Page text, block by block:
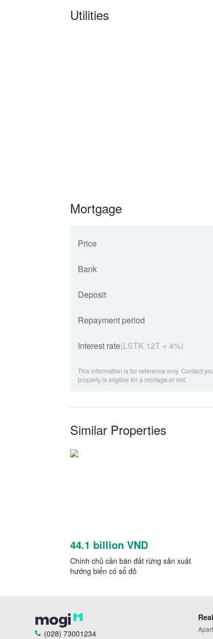
Utilities
Mortgage
Price
Bank
Deposit
Repayment period
Interest rate(LSTK 12T + 4%)
This information is for reference only. Contact
property is eligible for a mortage or not.
Similar Properties
44.1 billion VND
Chính chủ cần bán đất rừng sản xuất
hướng biển có sổ đỏ
(028) 73001234